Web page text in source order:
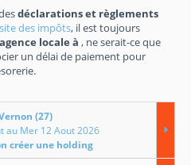
déclarations et règlements
des impôts, il est toujours
agence locale à , ne serait-ce que
un délai de paiement pour
(27)
au Mer 12 Aout 2026
créer une holding